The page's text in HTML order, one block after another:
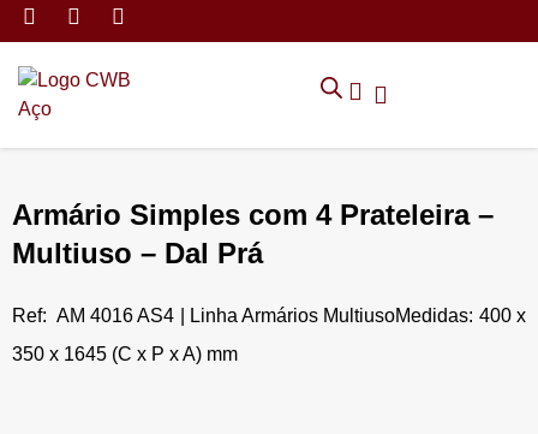
Armário Simples com 4 Prateleira –
Multiuso – Dal Prá
Ref: AM 4016 AS4 | Linha Armários MultiusoMedidas: 400 x
350 x 1645 (C x P x A) mm